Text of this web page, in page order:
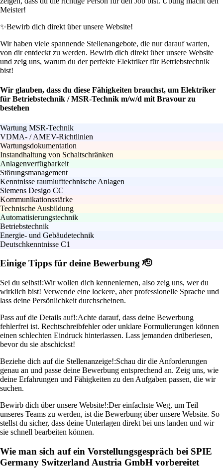
Meister!
✨Bewirb dich direkt über unsere Website!
Wir haben viele spannende Stellenangebote, die nur darauf warten,
von dir entdeckt zu werden. Bewirb dich direkt über unsere Website
und zeig uns, warum du der perfekte Elektriker für Betriebstechnik
bist!
Wir glauben, dass du diese Fähigkeiten brauchst, um Elektriker
für Betriebstechnik / MSR-Technik m/w/d mit Bravour zu
bestehen
Wartung MSR-Technik
VDMA- / AMEV-Richtlinien
Wartungsdokumentation
Instandhaltung von Schaltschränken
Anlagenverfügbarkeit
Störungsmanagement
Kenntnisse raumlufttechnische Anlagen
Siemens Desigo CC
Kommunikationsstärke
Technische Ausbildung
Automatisierungstechnik
Betriebstechnik
Energie- und Gebäudetechnik
Deutschkenntnisse C1
Einige Tipps für deine Bewerbung 🫡
Sei du selbst!:Wir wollen dich kennenlernen, also zeig uns, wer du
wirklich bist! Verwende eine lockere, aber professionelle Sprache und
lass deine Persönlichkeit durchscheinen.
Pass auf die Details auf!:Achte darauf, dass deine Bewerbung
fehlerfrei ist. Rechtschreibfehler oder unklare Formulierungen können
einen schlechten Eindruck hinterlassen. Lass jemanden drüberlesen,
bevor du sie abschickst!
Beziehe dich auf die Stellenanzeige!:Schau dir die Anforderungen
genau an und passe deine Bewerbung entsprechend an. Zeig uns, wie
deine Erfahrungen und Fähigkeiten zu den Aufgaben passen, die wir
suchen.
Bewirb dich über unsere Website!:Der einfachste Weg, um Teil
unseres Teams zu werden, ist die Bewerbung über unsere Website. So
stellst du sicher, dass deine Unterlagen direkt bei uns landen und wir
sie schnell bearbeiten können.
Wie man sich auf ein Vorstellungsgespräch bei SPIE
Germany Switzerland Austria GmbH vorbereitet